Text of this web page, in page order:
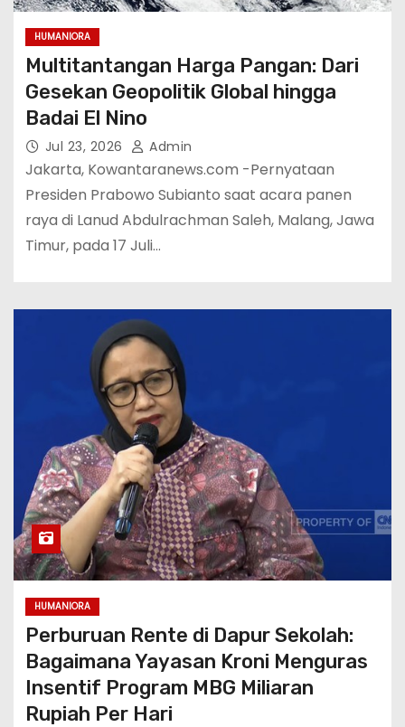
HUMANIORA
Multitantangan Harga Pangan: Dari
Gesekan Geopolitik Global hingga
Badai El Nino
Jul 23, 2026 Admin
Jakarta, Kowantaranews.com -Pernyataan
Presiden Prabowo Subianto saat acara panen
raya di Lanud Abdulrachman Saleh, Malang, Jawa
Timur, pada 17 Juli…
HUMANIORA
Perburuan Rente di Dapur Sekolah:
Bagaimana Yayasan Kroni Menguras
Insentif Program MBG Miliaran
Rupiah Per Hari